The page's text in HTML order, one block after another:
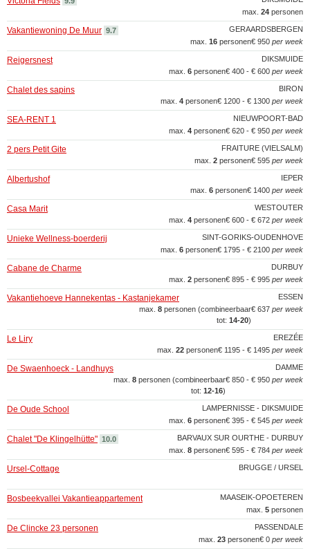
max. 24 personen
GERAARDSBERGEN
Vakantiewoning De Muur 9.7
€ 950 per week
max. 16 personen
DIKSMUIDE
Reigersnest
€ 400 - € 600 per week
max. 6 personen
BIRON
Chalet des sapins
€ 1200 - € 1300 per week
max. 4 personen
NIEUWPOORT-BAD
SEA-RENT 1
€ 620 - € 950 per week
max. 4 personen
FRAITURE (VIELSALM)
2 pers Petit Gite
€ 595 per week
max. 2 personen
IEPER
Albertushof
€ 1400 per week
max. 6 personen
WESTOUTER
Casa Marit
€ 600 - € 672 per week
max. 4 personen
SINT-GORIKS-OUDENHOVE
Unieke Wellness-boerderij
€ 1795 - € 2100 per week
max. 6 personen
DURBUY
Cabane de Charme
€ 895 - € 995 per week
max. 2 personen
ESSEN
Vakantiehoeve Hannekentas - Kastanjekamer
€ 637 per week
max. 8 personen (combineerbaar
tot: 14‑20)
EREZÉE
Le Liry
€ 1195 - € 1495 per week
max. 22 personen
DAMME
De Swaenhoeck - Landhuys
€ 850 - € 950 per week
max. 8 personen (combineerbaar
tot: 12‑16)
LAMPERNISSE - DIKSMUIDE
De Oude School
€ 395 - € 545 per week
max. 6 personen
BARVAUX SUR OURTHE - DURBUY
Chalet "De Klingelhütte" 10.0
€ 595 - € 784 per week
max. 8 personen
BRUGGE / URSEL
Ursel-Cottage
MAASEIK-OPOETEREN
Bosbeekvallei Vakantieappartement
max. 5 personen
PASSENDALE
De Clincke 23 personen
€ 0 per week
max. 23 personen